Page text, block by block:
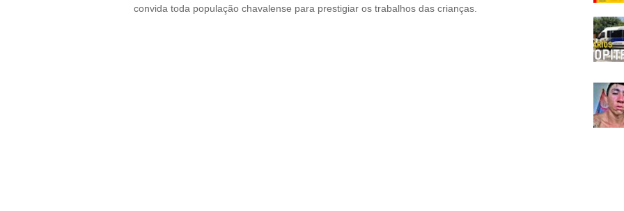
convida toda população chavalense para prestigiar os trabalhos das crianças.